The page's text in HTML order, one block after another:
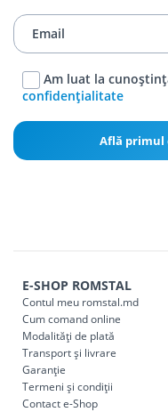
Am luat la
confidențialitate
Află primul
E-SHOP ROMSTAL
Contul meu romstal.md
Cum comand online
Modalități de plată
Transport și livrare
Garanție
Termeni și condiții
Contact e-Shop